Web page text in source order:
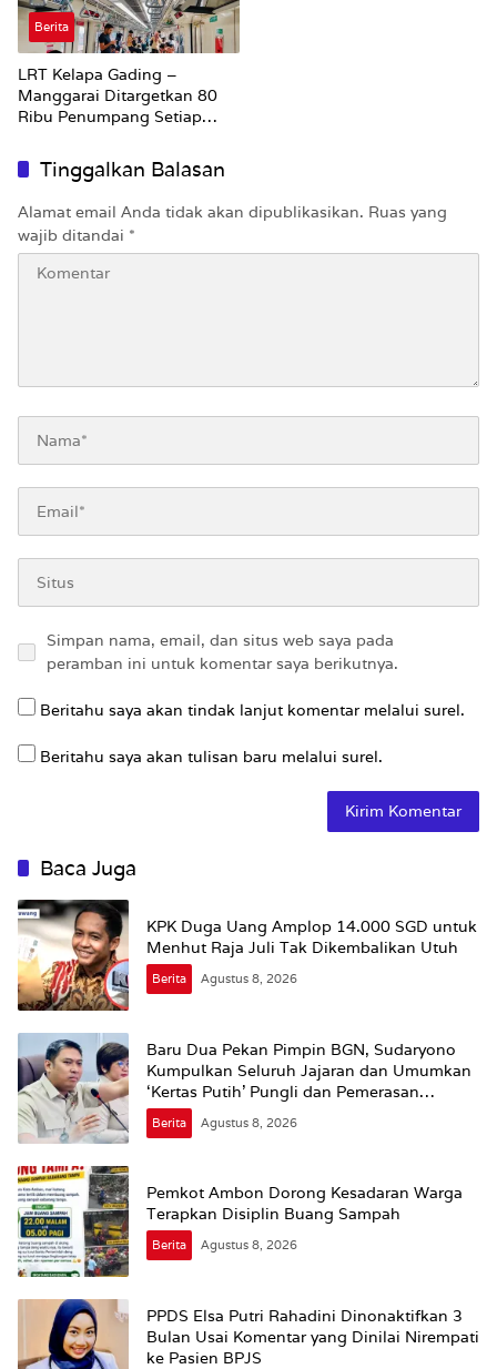
Berita
LRT Kelapa Gading –
Manggarai Ditargetkan 80
Ribu Penumpang Setiap
Tinggalkan Balasan
Alamat email Anda tidak akan dipublikasikan. Ruas yang
wajib ditandai *
Simpan nama, email, dan situs web saya pada
peramban ini untuk komentar saya berikutnya.
Beritahu saya akan tindak lanjut komentar melalui surel.
Beritahu saya akan tulisan baru melalui surel.
Baca Juga
KPK Duga Uang Amplop 14.000 SGD untuk
Menhut Raja Juli Tak Dikembalikan Utuh
Berita Agustus 8, 2026
Baru Dua Pekan Pimpin BGN, Sudaryono
Kumpulkan Seluruh Jajaran dan Umumkan
‘Kertas Putih’ Pungli dan Pemerasan
Supplier harus Berhenti Sekarang
Berita Agustus 8, 2026
Pemkot Ambon Dorong Kesadaran Warga
Terapkan Disiplin Buang Sampah
Berita Agustus 8, 2026
PPDS Elsa Putri Rahadini Dinonaktifkan 3
Bulan Usai Komentar yang Dinilai Nirempati
ke Pasien BPJS